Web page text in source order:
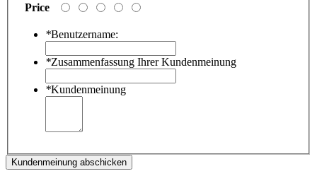
Price
*Benutzername:
*Zusammenfassung Ihrer Kundenmeinung
*Kundenmeinung
Kundenmeinung abschicken